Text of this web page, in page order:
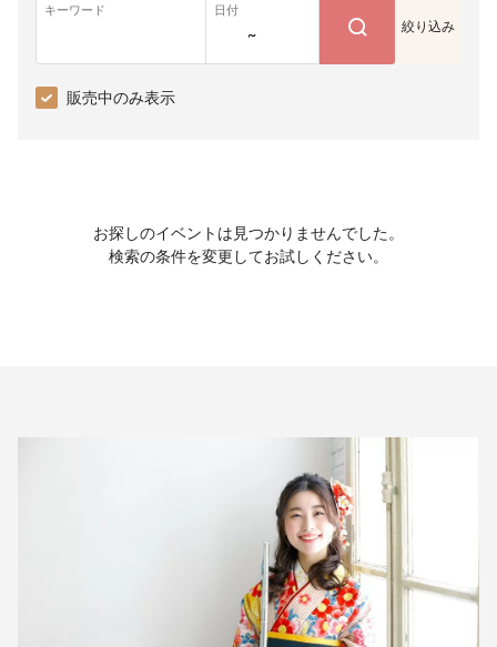
キーワード 日付
~ 絞り込み
販売中のみ表示
お探しのイベントは見つかりませんでした。
検索の条件を変更してお試しください。